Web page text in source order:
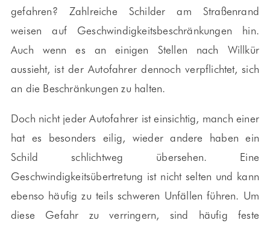
gefahren? Zahlreiche Schilder am Straßenrand
weisen auf Geschwindigkeitsbeschränkungen hin.
Auch wenn es an einigen Stellen nach Willkür
aussieht, ist der Autofahrer dennoch verpflichtet, sich
an die Beschränkungen zu halten.
Doch nicht jeder Autofahrer ist einsichtig, manch einer
hat es besonders eilig, wieder andere haben ein
Schild schlichtweg übersehen. Eine
Geschwindigkeitsübertretung ist nicht selten und kann
ebenso häufig zu teils schweren Unfällen führen. Um
diese Gefahr zu verringern, sind häufig feste